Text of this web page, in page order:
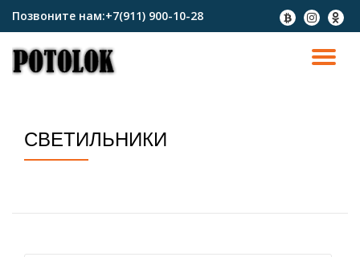
содержимому
Позвоните нам:+7(911) 900-10-28
fa-
btc
fa-
instagram
fa-
СВЕТИЛЬНИКИ